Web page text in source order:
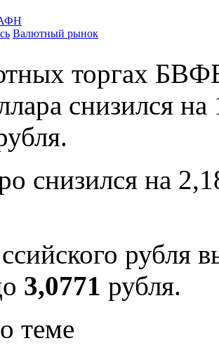
Валютный рынок
торгах
снизился
снизился на
рубля
3,0771 рубля.
теме